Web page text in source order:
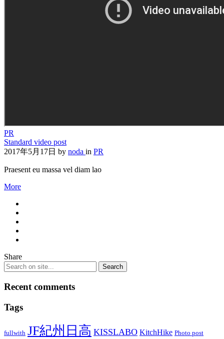
PR
Standard video post
2017年5月17日 by noda in PR
Praesent eu massa vel diam lao
More
Share
Recent comments
Tags
fullwith JF紀州日高 KISSLABO KitchHike Photo post